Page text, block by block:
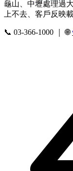
龜山、中壢處理過
上不去、客戶反映
📞 03-366-1000 ｜ 🌐